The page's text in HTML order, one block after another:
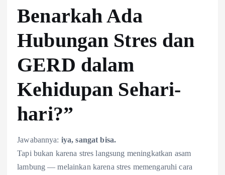
Benarkah Ada
Hubungan Stres dan
GERD dalam
Kehidupan Sehari-
hari?”
Jawabannya: iya, sangat bisa.
Tapi bukan karena stres langsung meningkatkan asam
lambung — melainkan karena stres memengaruhi cara